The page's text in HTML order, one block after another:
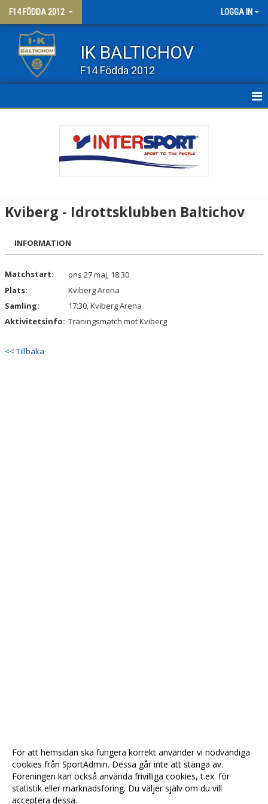
F14 FÖDDA 2012 LOGGA IN
IK BALTICHOV
F14 Födda 2012
BILDGALLERI
DOKUMENT
KONTAKT
Kviberg - Idrottsklubben Baltichov
INFORMATION
Matchstart:
ons 27 maj, 18:30
Plats:
Kviberg Arena
Samling:
17:30, Kviberg Arena
Aktivitetsinfo: Träningsmatch mot Kviberg
<< Tillbaka
För att hemsidan ska fungera korrekt använder vi nödvändiga
cookies från SportAdmin. Dessa går inte att stänga av.
Föreningen kan också använda frivilliga cookies, t.ex. för
statistik eller marknadsföring. Du väljer själv om du vill
acceptera dessa.